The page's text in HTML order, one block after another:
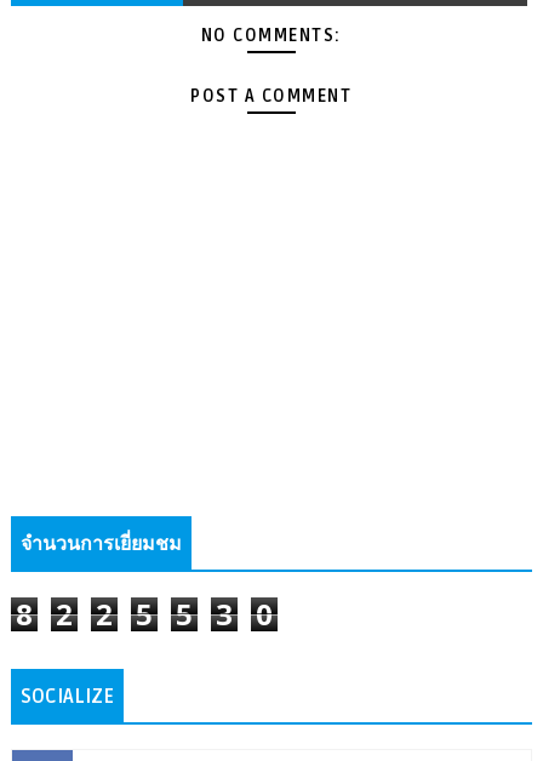
NO COMMENTS:
POST A COMMENT
จำนวนการเยี่ยมชม
8 2 2 5 5 3 0
SOCIALIZE